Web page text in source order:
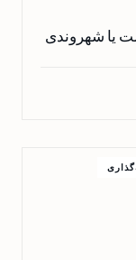
یا شهروندی